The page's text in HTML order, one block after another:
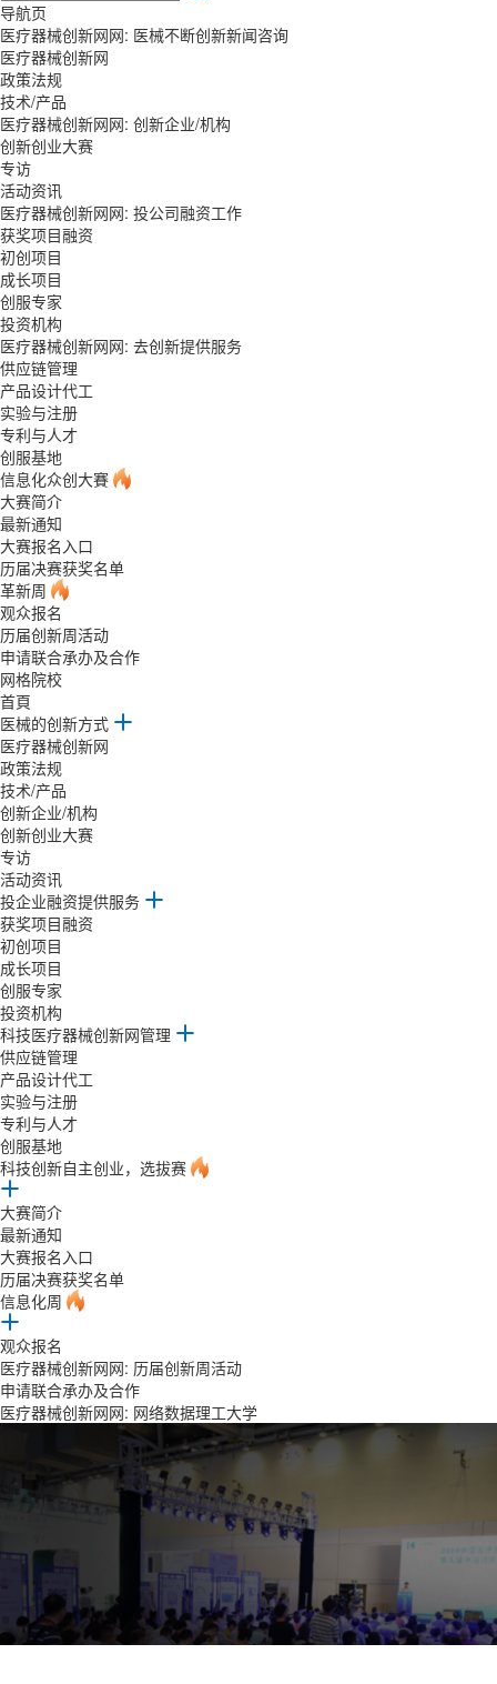
导航页
医疗器械创新网网: 医械不断创新新闻咨询
医疗器械创新网
政策法规
技术/产品
医疗器械创新网网: 创新企业/机构
创新创业大赛
专访
活动资讯
医疗器械创新网网: 投公司融资工作
获奖项目融资
初创项目
成长项目
创服专家
投资机构
医疗器械创新网网: 去创新提供服务
供应链管理
产品设计代工
实验与注册
专利与人才
创服基地
信息化众创大賽
大赛简介
最新通知
大赛报名入口
历届决赛获奖名单
革新周
观众报名
历届创新周活动
申请联合承办及合作
网格院校
首頁
医械的创新方式
医疗器械创新网
政策法规
技术/产品
创新企业/机构
创新创业大赛
专访
活动资讯
投企业融资提供服务
获奖项目融资
初创项目
成长项目
创服专家
投资机构
科技医疗器械创新网管理
供应链管理
产品设计代工
实验与注册
专利与人才
创服基地
科技创新自主创业，选拔赛
大赛简介
最新通知
大赛报名入口
历届决赛获奖名单
信息化周
观众报名
医疗器械创新网网: 历届创新周活动
申请联合承办及合作
医疗器械创新网网: 网络数据理工大学